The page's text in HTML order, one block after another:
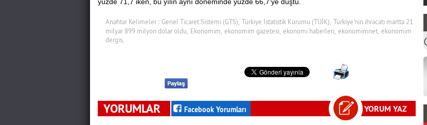
Anahtar Kelimeler : Genel Ticaret Sistemi (GTS), Türkiye İstatistik Kurumu (TÜİK), Türkiye'nin ihracatı martta 21
milyar 899 milyon dolar oldu, Ekonomim, ekonomim gazetesi, ekonomi haberleri, ekonomimnet, ekonomim
dergis,
YORUMLAR Facebook Yorumları YORUM YAZ